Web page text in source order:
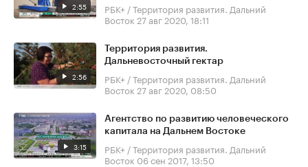
2:55
РБК+ / Территория развития. Дальний
Восток 27 авг 2020, 18:11
2:56
Территория развития.
Дальневосточный гектар
РБК+ / Территория развития. Дальний
Восток 27 авг 2020, 08:50
3:15
Агентство по развитию человеческого
капитала на Дальнем Востоке
РБК+ / Территория развития. Дальний
Восток 06 сен 2017, 13:50